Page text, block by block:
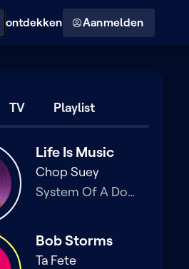
Hoog contrast modus
ontdekken Aanmelden
TV Playlist
Life Is Music
Chop Suey
System Of A Down
Bob Storms
Ta Fete